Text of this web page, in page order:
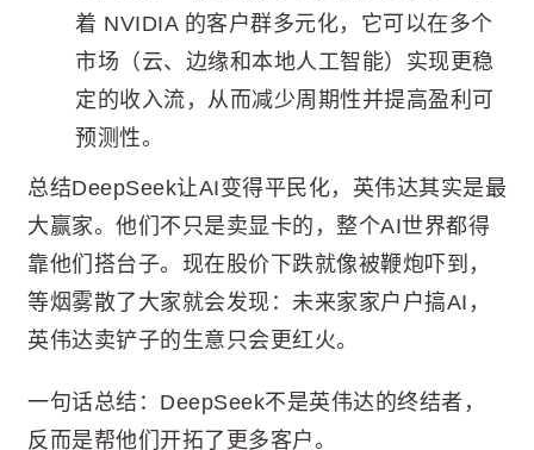
着 NVIDIA 的客户群多元化，它可以在多个
市场（云、边缘和本地人工智能）实现更稳
定的收入流，从而减少周期性并提高盈利可
预测性。
总结DeepSeek让AI变得平民化，英伟达其实是最
大赢家。他们不只是卖显卡的，整个AI世界都得
靠他们搭台子。现在股价下跌就像被鞭炮吓到，
等烟雾散了大家就会发现：未来家家户户搞AI，
英伟达卖铲子的生意只会更红火。
一句话总结：DeepSeek不是英伟达的终结者，
反而是帮他们开拓了更多客户。